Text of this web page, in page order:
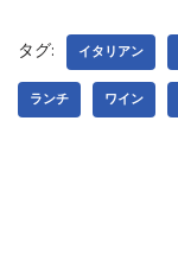
タグ: イタリアン
ランチ ワイン